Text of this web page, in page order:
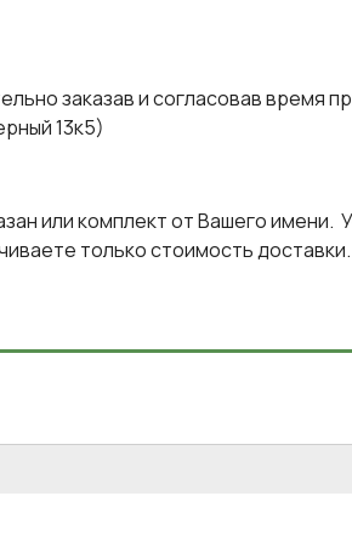
заказав и согласовав время
13к5)
или комплект от Вашего имени.
только стоимость доставки.